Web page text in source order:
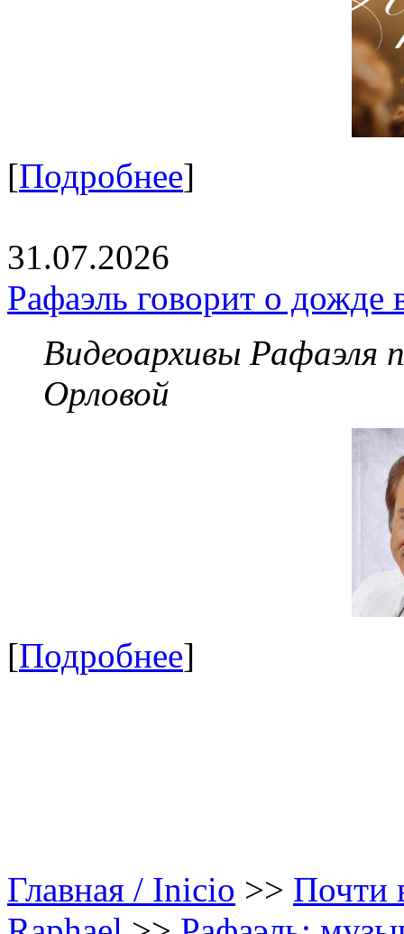
[Подробнее]
31.07.2026
Рафаэль говорит о дожде
Видеоархивы Рафаэля
Орловой
[Подробнее]
Главная / Inicio >> Почти